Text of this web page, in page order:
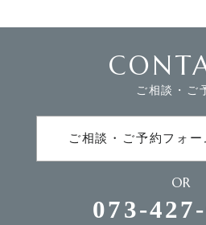
ご相談・ご
ご相談・ご予約フォー
OR
073-
家づくりの流れ
NEWS お知らせ
MODEL HOUSE